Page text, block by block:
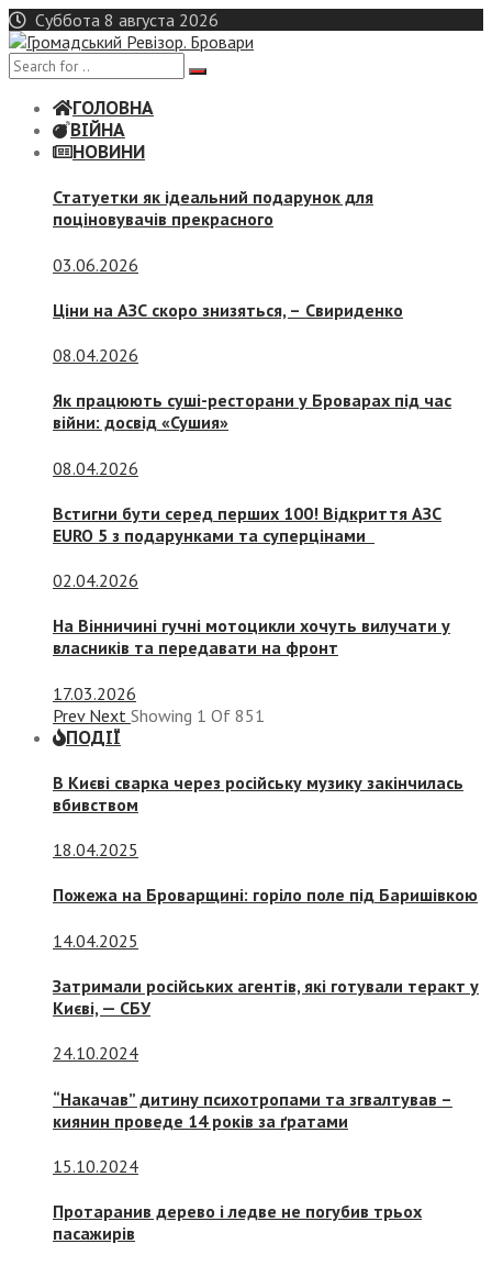
Skip
to
content
Суббота 8 августа 2026
ГОЛОВНА
ВІЙНА
НОВИНИ
Статуетки як ідеальний подарунок для
поціновувачів прекрасного
03.06.2026
Ціни на АЗС скоро знизяться, – Свириденко
08.04.2026
Як працюють суші-ресторани у Броварах під час
війни: досвід «Сушия»
08.04.2026
Встигни бути серед перших 100! Відкриття АЗС
EURO 5 з подарунками та суперцінами
02.04.2026
На Вінничині гучні мотоцикли хочуть вилучати у
власників та передавати на фронт
17.03.2026
Prev Next Showing 1 Of 851
ПОДІЇ
В Києві сварка через російську музику закінчилась
вбивством
18.04.2025
Пожежа на Броварщині: горіло поле під Баришівкою
14.04.2025
Затримали російських агентів, які готували теракт у
Києві, — СБУ
24.10.2024
“Накачав” дитину психотропами та згвалтував –
киянин проведе 14 років за ґратами
15.10.2024
Протаранив дерево і ледве не погубив трьох
пасажирів